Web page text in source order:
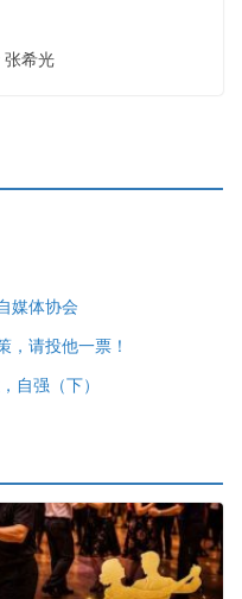
张希光
媒体协会
，请投他一票！
自强（下）